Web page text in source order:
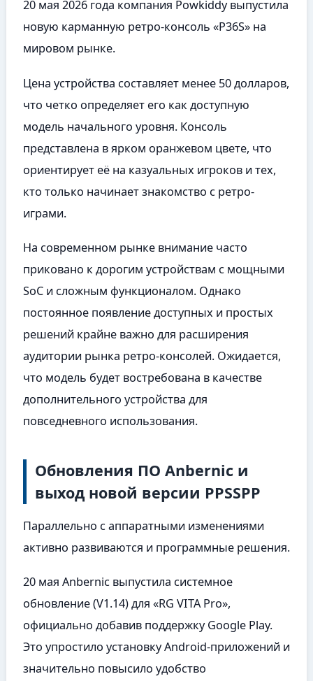
20 мая 2026 года компания Powkiddy выпустила
новую карманную ретро-консоль «P36S» на
мировом рынке.
Цена устройства составляет менее 50 долларов,
что четко определяет его как доступную
модель начального уровня. Консоль
представлена в ярком оранжевом цвете, что
ориентирует её на казуальных игроков и тех,
кто только начинает знакомство с ретро-
играми.
На современном рынке внимание часто
приковано к дорогим устройствам с мощными
SoC и сложным функционалом. Однако
постоянное появление доступных и простых
решений крайне важно для расширения
аудитории рынка ретро-консолей. Ожидается,
что модель будет востребована в качестве
дополнительного устройства для
повседневного использования.
Обновления ПО Anbernic и
выход новой версии PPSSPP
Параллельно с аппаратными изменениями
активно развиваются и программные решения.
20 мая Anbernic выпустила системное
обновление (V1.14) для «RG VITA Pro»,
официально добавив поддержку Google Play.
Это упростило установку Android-приложений и
значительно повысило удобство